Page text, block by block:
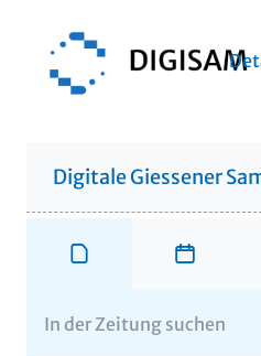
Digitale Giessener